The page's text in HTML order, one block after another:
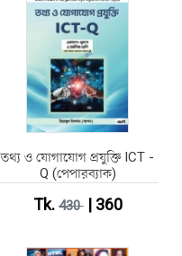
তথ্য ও যোগাযোগ প্রযুক্তি ICT -
Q (পেপারব্যাক)
Tk.430| 360